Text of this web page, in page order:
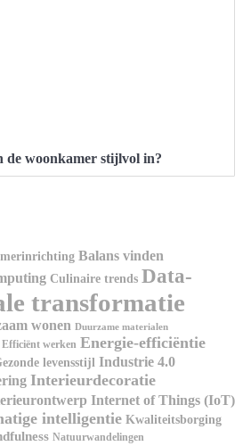
de woonkamer stijlvol in?
Balans vinden
Culinaire trends Data-
transformatie
wonen Duurzame materialen
Efficiënt werken Energie-efficiëntie
levensstijl Industrie 4.0
Interieurdecoratie
Internet of Things (IoT)
intelligentie Kwaliteitsborging
Natuurwandelingen